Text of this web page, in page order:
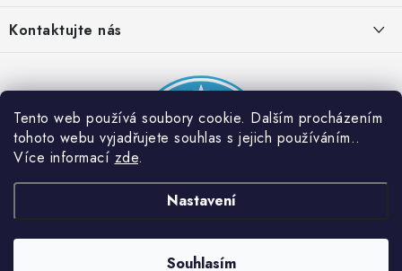
Tento web používá soubory cookie. Dalším procházením
tohoto webu vyjadřujete souhlas s jejich používáním..
Více informací zde.
Nastavení
Souhlasím
Provizní systém
Partner stránek: Super plecháček
Podmínky akce 2 + 1 zdarma
Kontaktujte nás
Dobrý triko. Všechna práva vyhrazena.